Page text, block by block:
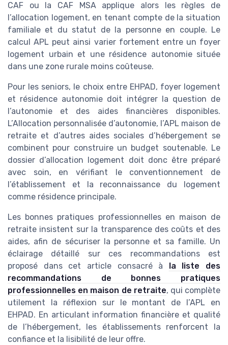
CAF ou la CAF MSA applique alors les règles de
l’allocation logement, en tenant compte de la situation
familiale et du statut de la personne en couple. Le
calcul APL peut ainsi varier fortement entre un foyer
logement urbain et une résidence autonomie située
dans une zone rurale moins coûteuse.
Pour les seniors, le choix entre EHPAD, foyer logement
et résidence autonomie doit intégrer la question de
l’autonomie et des aides financières disponibles.
L’Allocation personnalisée d’autonomie, l’APL maison de
retraite et d’autres aides sociales d’hébergement se
combinent pour construire un budget soutenable. Le
dossier d’allocation logement doit donc être préparé
avec soin, en vérifiant le conventionnement de
l’établissement et la reconnaissance du logement
comme résidence principale.
Les bonnes pratiques professionnelles en maison de
retraite insistent sur la transparence des coûts et des
aides, afin de sécuriser la personne et sa famille. Un
éclairage détaillé sur ces recommandations est
proposé dans cet article consacré à
la liste des
recommandations de bonnes pratiques
professionnelles en maison de retraite, qui complète
utilement la réflexion sur le montant de l’APL en
EHPAD. En articulant information financière et qualité
de l’hébergement, les établissements renforcent la
confiance et la lisibilité de leur offre.